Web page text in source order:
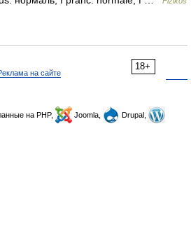
18+
на сайте
на PHP, Joomla,
Drupal,